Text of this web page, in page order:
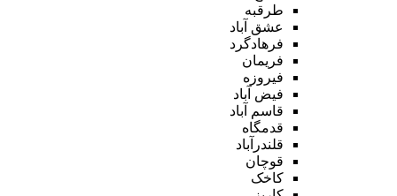
طرقبه
عشق آباد
فرهادگرد
فریمان
فیروزه
فیض آباد
قاسم آباد
قدمگاه
قلندرآباد
قوچان
کاخک